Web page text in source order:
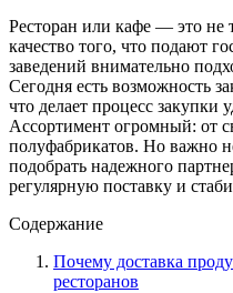
Ресторан или кафе — это не
качество того, что подают
заведений внимательно
Сегодня есть возможность
что делает процесс
Ассортимент огромный: от
полуфабрикатов. Но важно
подобрать надежного
регулярную поставку и
Содержание
Почему доставка
ресторанов